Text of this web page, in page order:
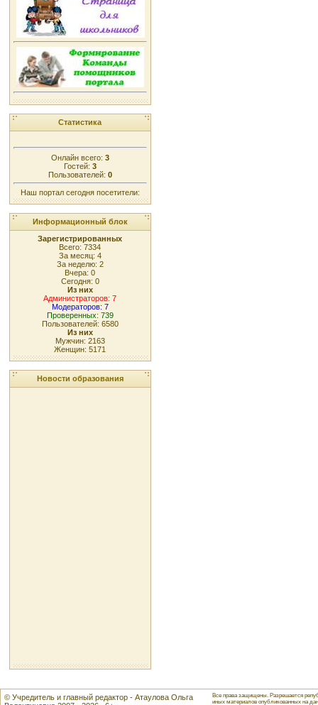
Статистика
Онлайн всего: 3
Гостей: 3
Пользователей: 0
Наш портал сегодня посетители:
Информационный блок
Зарегистрированных
Всего: 7334
За месяц: 4
За неделю: 2
Вчера: 0
Сегодня: 0
Из них
Администраторов: 7
Модераторов: 7
Проверенных: 739
Пользователей: 6580
Из них
Мужчин: 2163
Женщин: 5171
Новости образования
© Учредитель и главный редактор - Атаулова Ольга
Все права защищены. Разрешается
иных материалов опубликованных на